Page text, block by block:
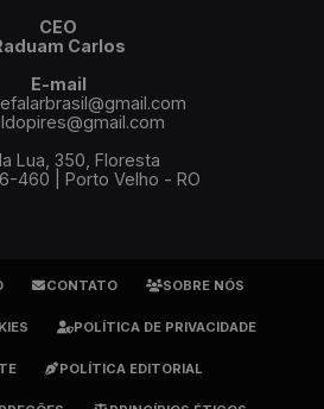
CEO
Carlos
E-mail
Lua, 350, Floresta
460 | Porto Velho - RO
CONTATO SOBRE NÓS
POLÍTICA DE PRIVACIDADE
POLÍTICA EDITORIAL